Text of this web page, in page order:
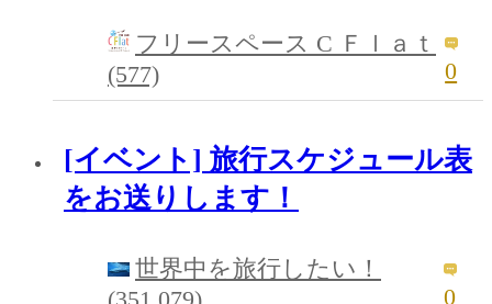
フリースペース C Ｆｌａｔ
(577)
0
[イベント] 旅行スケジュール表
をお送りします！
世界中を旅行したい！
0